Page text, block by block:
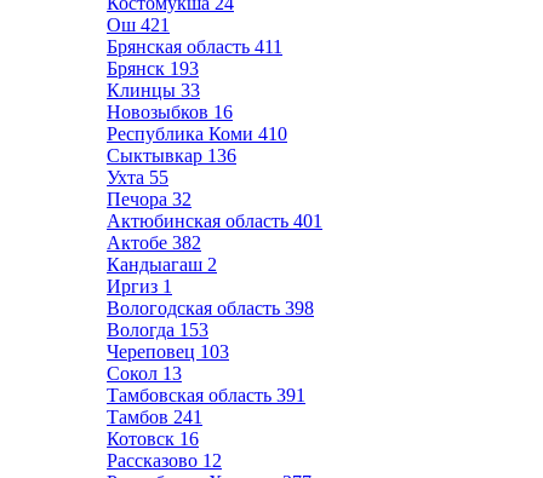
Ош 421
Брянская область 411
Брянск 193
Клинцы 33
Новозыбков 16
Республика Коми 410
Сыктывкар 136
Ухта 55
Печора 32
Актюбинская область 401
Актобе 382
Кандыагаш 2
Иргиз 1
Вологодская область 398
Вологда 153
Череповец 103
Сокол 13
Тамбовская область 391
Тамбов 241
Котовск 16
Рассказово 12